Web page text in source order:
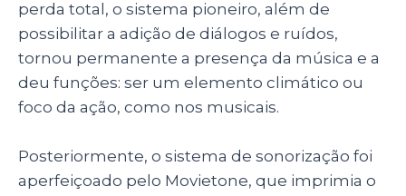
perda total, o sistema pioneiro, além de
possibilitar a adição de diálogos e ruídos,
tornou permanente a presença da música e a
deu funções: ser um elemento climático ou
foco da ação, como nos musicais.
Posteriormente, o sistema de sonorização foi
aperfeiçoado pelo Movietone, que imprimia o